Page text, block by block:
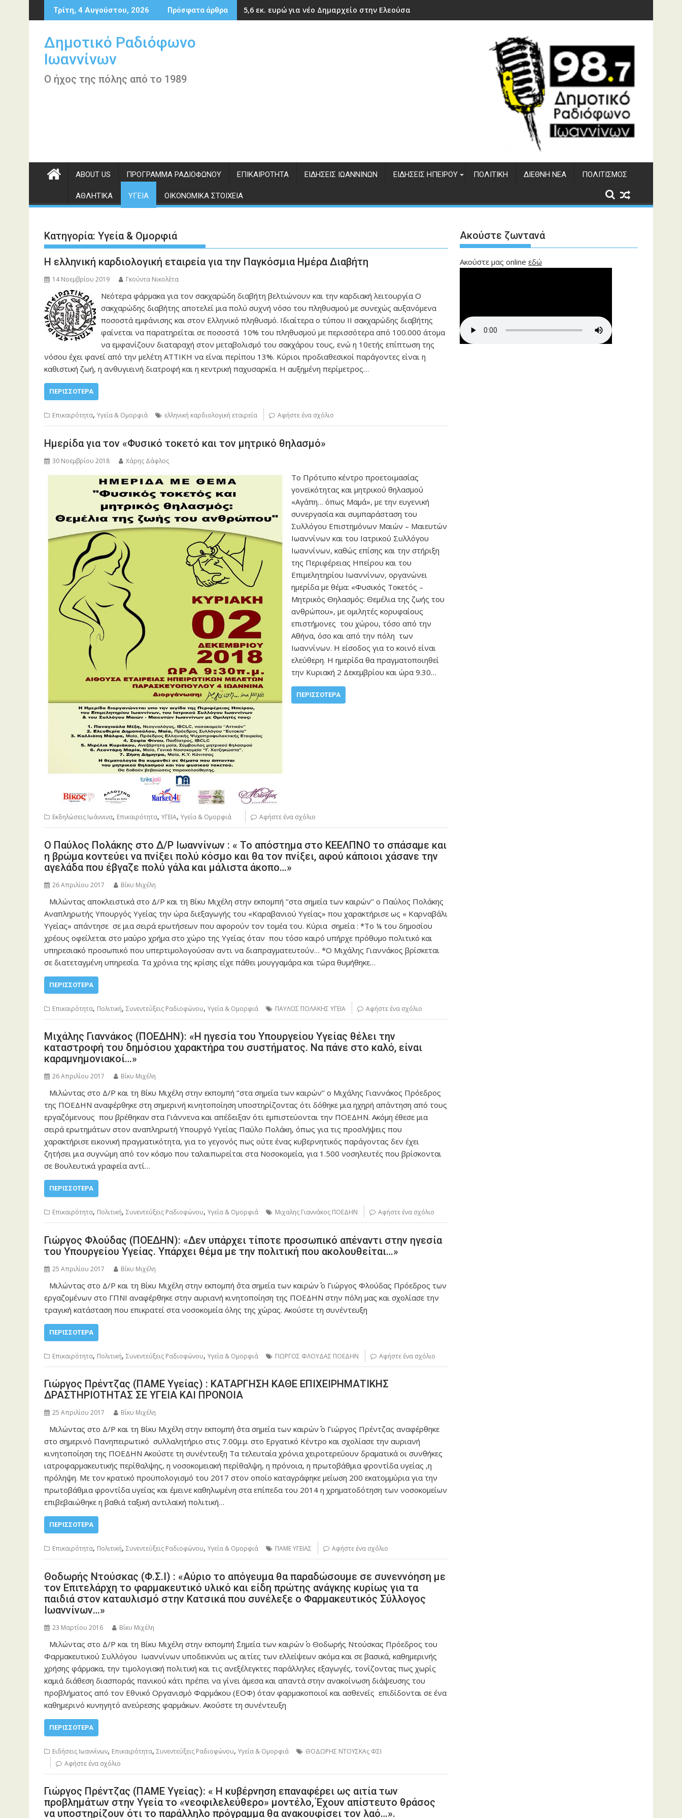
Περάστε
στο
Τρίτη, 4 Αυγούστου, 2026 Πρόσφατα άρθρα 5,6 εκ. ευρώ για νέο Δημαρχείο στην Ελεούσα
Δημοτικό Ραδιόφωνο
Ιωαννίνων
Ο ήχος της πόλης από το 1989
ABOUT US ΠΡΌΓΡΑΜΜΑ ΡΑΔΙΟΦΏΝΟΥ ΕΠΙΚΑΙΡΌΤΗΤΑ ΕΙΔΉΣΕΙΣ ΙΩΑΝΝΊΝΩΝ ΕΙΔΉΣΕΙΣ ΗΠΕΊΡΟΥ ΠΟΛΙΤΙΚΉ ΔΙΕΘΝΉ ΝΈΑ ΠΟΛΙΤΙΣΜΌΣ
ΑΘΛΗΤΙΚΆ ΥΓΕΊΑ ΟΙΚΟΝΟΜΙΚΆ ΣΤΟΙΧΕΊΑ
Κατηγορία: Υγεία & Ομορφιά
Η ελληνική καρδιολογική εταιρεία για την Παγκόσμια Ημέρα Διαβήτη
14 Νοεμβρίου 2019 Γκούντα Νικολέτα
Νεότερα φάρμακα για τον σακχαρώδη διαβήτη βελτιώνουν και την καρδιακή λειτουργία Ο
σακχαρώδης διαβήτης αποτελεί μια πολύ συχνή νόσο του πληθυσμού με συνεχώς αυξανόμενα
ποσοστά εμφάνισης και στον Ελληνικό πληθυσμό. Ιδιαίτερα ο τύπου ΙΙ σακχαρώδης διαβήτης
φαίνεται να παρατηρείται σε ποσοστά 10% του πληθυσμού με περισσότερα από 100.000 άτομα
να εμφανίζουν διαταραχή στον μεταβολισμό του σακχάρου τους, ενώ η 10ετής επίπτωση της
νόσου έχει φανεί από την μελέτη ΑΤΤΙΚΗ να είναι περίπου 13%. Κύριοι προδιαθεσικοί παράγοντες είναι η
καθιστική ζωή, η ανθυγιεινή διατροφή και η κεντρική παχυσαρκία. Η αυξημένη περίμετρος…
ΠΕΡΙΣΣΌΤΕΡΑ
Επικαιρότητα, Υγεία & Ομορφιά ελληνική καρδιολογική εταιρεία Αφήστε ένα σχόλιο
Ημερίδα για τον «Φυσικό τοκετό και τον μητρικό θηλασμό»
30 Νοεμβρίου 2018 Χάρης Δάφλος
Το Πρότυπο κέντρο προετοιμασίας
γονεϊκότητας και μητρικού θηλασμού
«Αγάπη… όπως Μαμά», με την ευγενική
συνεργασία και συμπαράσταση του
Συλλόγου Επιστημόνων Μαιών – Μαιευτών
Ιωαννίνων και του Ιατρικού Συλλόγου
Ιωαννίνων, καθώς επίσης και την στήριξη
της Περιφέρειας Ηπείρου και του
Επιμελητηρίου Ιωαννίνων, οργανώνει
ημερίδα με θέμα: «Φυσικός Τοκετός –
Μητρικός Θηλασμός: Θεμέλια της ζωής του
ανθρώπου», με ομιλητές κορυφαίους
επιστήμονες του χώρου, τόσο από την
Αθήνα, όσο και από την πόλη των
Ιωαννίνων. Η είσοδος για το κοινό είναι
ελεύθερη. Η ημερίδα θα πραγματοποιηθεί
την Κυριακή 2 Δεκεμβρίου και ώρα 9.30…
ΠΕΡΙΣΣΌΤΕΡΑ
Εκδηλώσεις Ιωάννινα, Επικαιρότητα, ΥΓΕΙΑ, Υγεία & Ομορφιά Αφήστε ένα σχόλιο
Ο Παύλος Πολάκης στο Δ/Ρ Ιωαννίνων : « Το απόστημα στο ΚΕΕΛΠΝΟ το σπάσαμε και
η βρώμα κοντεύει να πνίξει πολύ κόσμο και θα τον πνίξει, αφού κάποιοι χάσανε την
αγελάδα που έβγαζε πολύ γάλα και μάλιστα άκοπο…»
26 Απριλίου 2017 Βίκυ Μιχέλη
Μιλώντας αποκλειστικά στο Δ/Ρ και τη Βίκυ Μιχέλη στην εκπομπή ‘’στα σημεία των καιρών’’ ο Παύλος Πολάκης
Αναπληρωτής Υπουργός Υγείας την ώρα διεξαγωγής του «Καραβανιού Υγείας» που χαρακτήρισε ως « Καρναβάλι
Υγείας» απάντησε σε μια σειρά ερωτήσεων που αφορούν τον τομέα του. Κύρια σημεία : *Το ¼ του δημοσίου
χρέους οφείλεται στο μαύρο χρήμα στο χώρο της Υγείας όταν που τόσο καιρό υπήρχε πρόθυμο πολιτικό και
υπηρεσιακό προσωπικό που υπερτιμολογούσαν αντι να διαπραγματευτούν… *Ο Μιχάλης Γιαννάκος βρίσκεται
σε διατεταγμένη υπηρεσία. Τα χρόνια της κρίσης είχε πάθει μουγγαμάρα και τώρα θυμήθηκε…
ΠΕΡΙΣΣΌΤΕΡΑ
Επικαιρότητα, Πολιτική, Συνεντεύξεις Ραδιοφώνου, Υγεία & Ομορφιά ΠΑΥΛΟΣ ΠΟΛΑΚΗΣ ΥΓΕΙΑ Αφήστε ένα σχόλιο
Μιχάλης Γιαννάκος (ΠΟΕΔΗΝ): «Η ηγεσία του Υπουργείου Υγείας θέλει την
καταστροφή του δημόσιου χαρακτήρα του συστήματος. Να πάνε στο καλό, είναι
καραμνημονιακοί…»
26 Απριλίου 2017 Βίκυ Μιχέλη
Μιλώντας στο Δ/Ρ και τη Βίκυ Μιχέλη στην εκπομπή ‘’στα σημεία των καιρών’’ ο Μιχάλης Γιαννάκος Πρόεδρος
της ΠΟΕΔΗΝ αναφέρθηκε στη σημερινή κινητοποίηση υποστηρίζοντας ότι δόθηκε μια ηχηρή απάντηση από τους
εργαζόμενους που βρέθηκαν στα Γιάννενα και απέδειξαν ότι εμπιστεύονται την ΠΟΕΔΗΝ. Ακόμη έθεσε μια
σειρά ερωτημάτων στον αναπληρωτή Υπουργό Υγείας Παύλο Πολάκη, όπως για τις προσλήψεις που
χαρακτήρισε εικονική πραγματικότητα, για το γεγονός πως ούτε ένας κυβερνητικός παράγοντας δεν έχει
ζητήσει μια συγνώμη από τον κόσμο που ταλαιπωρείται στα Νοσοκομεία, για 1.500 νοσηλευτές που βρίσκονται
σε Βουλευτικά γραφεία αντί…
ΠΕΡΙΣΣΌΤΕΡΑ
Επικαιρότητα, Πολιτική, Συνεντεύξεις Ραδιοφώνου, Υγεία & Ομορφιά Μιχαλης Γιαννάκος ΠΟΕΔΗΝ Αφήστε ένα σχόλιο
Γιώργος Φλούδας (ΠΟΕΔΗΝ): «Δεν υπάρχει τίποτε προσωπικό απέναντι στην ηγεσία
του Υπουργείου Υγείας. Υπάρχει θέμα με την πολιτική που ακολουθείται…»
25 Απριλίου 2017 Βίκυ Μιχέλη
Μιλώντας στο Δ/Ρ και τη Βίκυ Μιχέλη στην εκπομπή ΄΄στα σημεία των καιρών΄΄ ο Γιώργος Φλούδας Πρόεδρος των
εργαζομένων στο ΓΠΝΙ αναφέρθηκε στην αυριανή κινητοποίηση της ΠΟΕΔΗΝ στην πόλη μας και σχολίασε την
τραγική κατάσταση που επικρατεί στα νοσοκομεία όλης της χώρας. Ακούστε τη συνέντευξη
ΠΕΡΙΣΣΌΤΕΡΑ
Επικαιρότητα, Πολιτική, Συνεντεύξεις Ραδιοφώνου, Υγεία & Ομορφιά ΓΙΩΡΓΟΣ ΦΛΟΥΔΑΣ ΠΟΕΔΗΝ Αφήστε ένα σχόλιο
Γιώργος Πρέντζας (ΠΑΜΕ Υγείας) : ΚΑΤΑΡΓΗΣΗ ΚΑΘΕ ΕΠΙΧΕΙΡΗΜΑΤΙΚΗΣ
ΔΡΑΣΤΗΡΙΟΤΗΤΑΣ ΣΕ ΥΓΕΙΑ ΚΑΙ ΠΡΟΝΟΙΑ
25 Απριλίου 2017 Βίκυ Μιχέλη
Μιλώντας στο Δ/Ρ και τη Βίκυ Μιχέλη στην εκπομπή ΄΄στα σημεία των καιρών΄΄ ο Γιώργος Πρέντζας αναφέρθηκε
στο σημερινό Πανηπειρωτικό συλλαλητήριο στις 7.00μ.μ. στο Εργατικό Κέντρο και σχολίασε την αυριανή
κινητοποίηση της ΠΟΕΔΗΝ Ακούστε τη συνέντευξη Τα τελευταία χρόνια χειροτερεύουν δραματικά οι συνθήκες
ιατροφαρμακευτικής περίθαλψης, η νοσοκομειακή περίθαλψη, η πρόνοια, η πρωτοβάθμια φροντίδα υγείας ,η
πρόληψη. Με τον κρατικό προϋπολογισμό του 2017 στον οποίο καταγράφηκε μείωση 200 εκατομμύρια για την
πρωτοβάθμια φροντίδα υγείας και έμεινε καθηλωμένη στα επίπεδα του 2014 η χρηματοδότηση των νοσοκομείων
επιβεβαιώθηκε η βαθιά ταξική αντιλαϊκή πολιτική…
ΠΕΡΙΣΣΌΤΕΡΑ
Επικαιρότητα, Πολιτική, Συνεντεύξεις Ραδιοφώνου, Υγεία & Ομορφιά ΠΑΜΕ ΥΓΕΙΑΣ Αφήστε ένα σχόλιο
Θοδωρής Ντούσκας (Φ.Σ.Ι) : «Αύριο το απόγευμα θα παραδώσουμε σε συνεννόηση με
τον Επιτελάρχη το φαρμακευτικό υλικό και είδη πρώτης ανάγκης κυρίως για τα
παιδιά στον καταυλισμό στην Κατσικά που συνέλεξε ο Φαρμακευτικός Σύλλογος
Ιωαννίνων…»
23 Μαρτίου 2016 Βίκυ Μιχέλη
Μιλώντας στο Δ/Ρ και τη Βίκυ Μιχέλη στην εκπομπή ΄΄Σημεία των καιρών΄΄ ο Θοδωρής Ντούσκας Πρόεδρος του
Φαρμακευτικού Συλλόγου Ιωαννίνων υποδεικνύει ως αιτίες των ελλείψεων ακόμα και σε βασικά, καθημερινής
χρήσης φάρμακα, την τιμολογιακή πολιτική και τις ανεξέλεγκτες παράλληλες εξαγωγές, τονίζοντας πως χωρίς
καμιά διάθεση διασποράς πανικού κάτι πρέπει να γίνει άμεσα και απαντά στην ανακοίνωση διάψευσης του
προβλήματος από τον Εθνικό Οργανισμό Φαρμάκου (ΕΟΦ) όταν φαρμακοποιοί και ασθενείς επιδίδονται σε ένα
καθημερινό κυνηγητό ανεύρεσης φαρμάκων. Ακούστε τη συνέντευξη
ΠΕΡΙΣΣΌΤΕΡΑ
Ειδήσεις Ιωαννίνων, Επικαιρότητα, Συνεντεύξεις Ραδιοφώνου, Υγεία & Ομορφιά
ΘΟΔΩΡΗΣ ΝΤΟΥΣΚΑς ΦΣΙ
Αφήστε ένα σχόλιο
Γιώργος Πρέντζας (ΠΑΜΕ Υγείας): « Η κυβέρνηση επαναφέρει ως αιτία των
προβλημάτων στην Υγεία το «νεοφιλελεύθερο» μοντέλο, Έχουν απίστευτο θράσος
να υποστηρίζουν ότι το παράλληλο πρόγραμμα θα ανακουφίσει τον λαό…».
Ακούστε ζωντανά
Ακούστε μας online εδώ